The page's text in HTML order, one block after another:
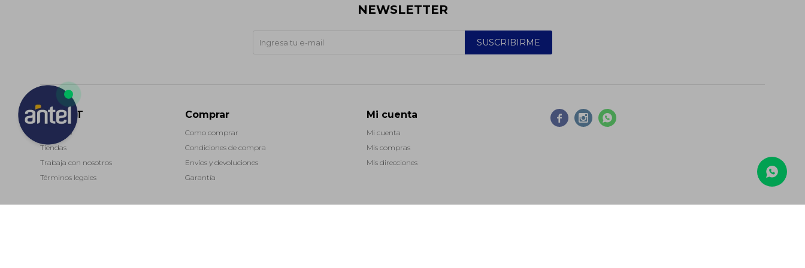
  
MARKET
Contacto
Tiendas
Trabaja con nosotros
Términos legales
Comprar
Como comprar
Condiciones de compra
Envíos y devoluciones
Garantía
Mi cuenta
Mi cuenta
Mis compras
Mis direcciones
NEWSLETTER
SUSCRIBIRME